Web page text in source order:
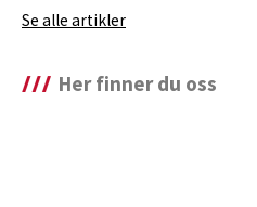
Se alle artikler
Her finner du oss